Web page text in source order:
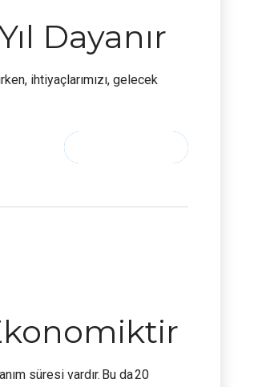
Dayanır
ihtiyaçlarımızı, gelecek
süresi vardır. Bu da 20